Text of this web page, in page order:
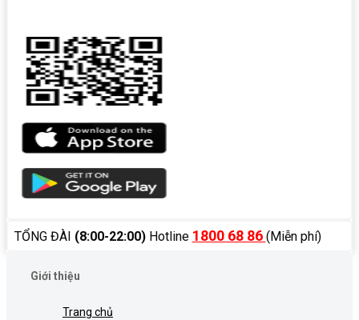
TỔNG ĐÀI (8:00-22:00)Hotline 1800 68 86 (Miễn phí)
Giới thiệu
Trang chủ